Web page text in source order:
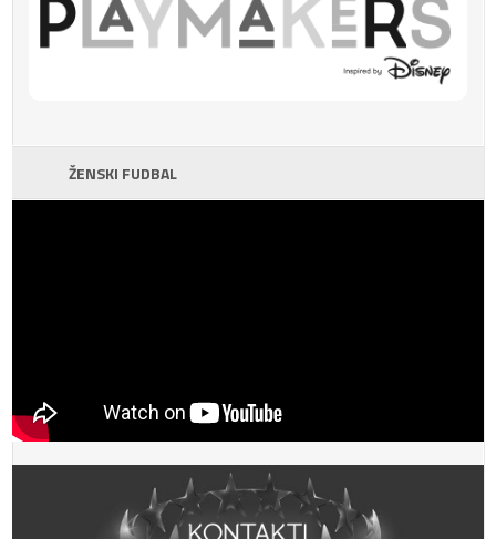
ŽENSKI FUDBAL